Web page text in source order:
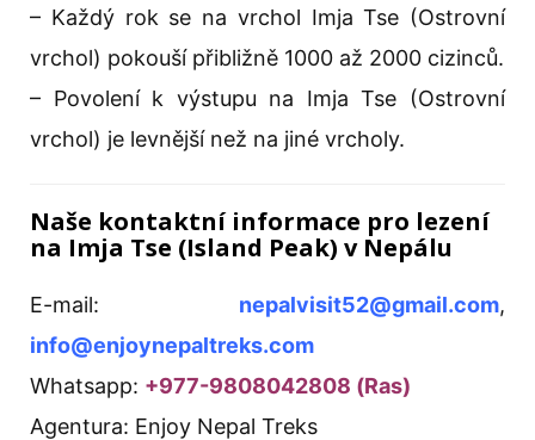
– Každý rok se na vrchol Imja Tse (Ostrovní
vrchol) pokouší přibližně 1000 až 2000 cizinců.
– Povolení k výstupu na Imja Tse (Ostrovní
vrchol) je levnější než na jiné vrcholy.
Naše kontaktní informace pro lezení
na Imja Tse (Island Peak) v Nepálu
E-mail: nepalvisit52@gmail.com,
info@enjoynepaltreks.com
Whatsapp: +977-9808042808 (Ras)
Agentura: Enjoy Nepal Treks